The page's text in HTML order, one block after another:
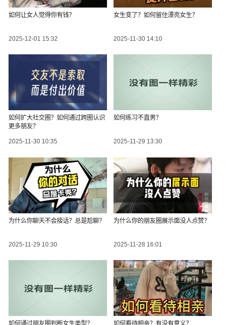
如何让女人觉得你有钱？
2025-12-01 15:32
女生变了？如何留住漂亮女生？
2025-11-30 14:10
如何扩大社交圈？如何通过跨圈认识
更多朋友？
2025-11-30 10:35
如何练习不直男？
2025-11-29 13:30
为什么你聊天不会接话？总是尬聊？
2025-11-29 10:30
为什么你的朋友圈展示面没人点赞？
2025-11-28 16:01